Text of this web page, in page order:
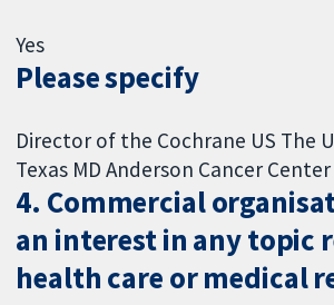
Yes
Please specify
Director of the Cochrane US The
Texas MD Anderson Cancer Center
4. Commercial
an interest in any topic
health care or medical